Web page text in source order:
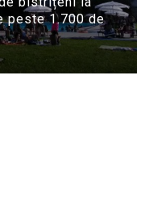
peste 1.700 de